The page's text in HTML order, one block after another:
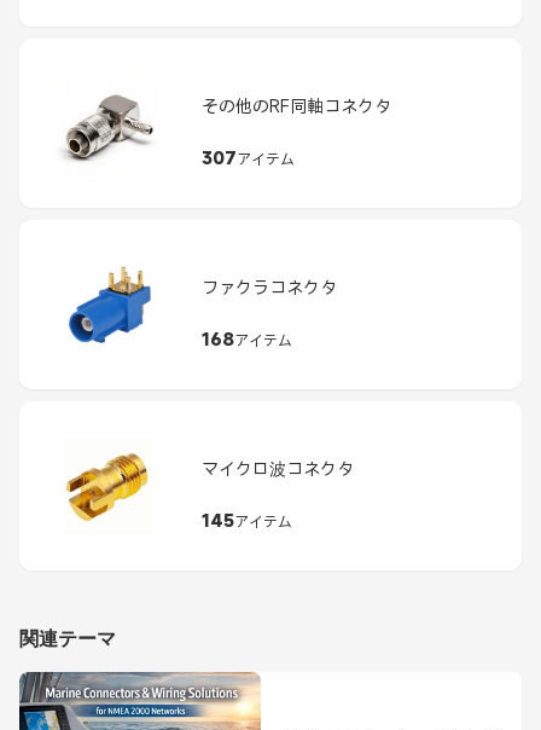
その他のRF同軸コネクタ
307アイテム
ファクラコネクタ
168アイテム
マイクロ波コネクタ
145アイテム
関連テーマ